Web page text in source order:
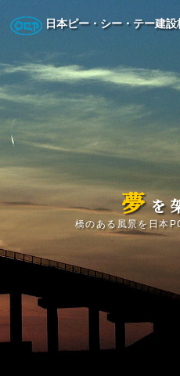
日本ピー・シー・テー建
夢 を
橋のある風景を日本